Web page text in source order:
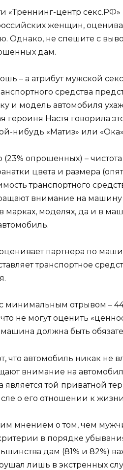
центр секс.РФ»
женщин,
Однако, не спешите с
дам.
– а атрибут мужской
средства
и модель автомобиля
героиня Настя говорила
нибудь «Матиз» или
опрошенных) –
цвета и размера
транспортного
внимание на машину
марках, моделях, да и в
оценивает партнера по
транспортное
минимальным отрывом –
не могут оценить
должна быть
что автомобиль никак не
внимание на
является той приватной
о его отношении к
мнением о том, чем
в порядке
дам (81% и 82%)
лишь в экстренных